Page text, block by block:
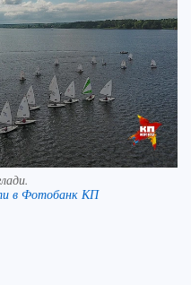
в Фотобанк КП